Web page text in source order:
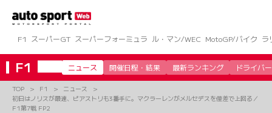
ツ
へ
ス
キ
F1 スーパーGT スーパーフォーミュラ ル・マン/WEC MotoGP/バイク ラ
F1 ニュース 開催日程・結果 最新ランキング ドライバー
TOP F1
ニュース
初日はノリスが最速、ピアストリも3番手に。マクラーレンがメルセデスを僅差で上回る／
F1第7戦 FP2